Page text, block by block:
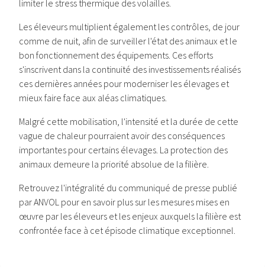
limiter le stress thermique des volailles.
Les éleveurs multiplient également les contrôles, de jour
comme de nuit, afin de surveiller l'état des animaux et le
bon fonctionnement des équipements. Ces efforts
s'inscrivent dans la continuité des investissements réalisés
ces dernières années pour moderniser les élevages et
mieux faire face aux aléas climatiques.
Malgré cette mobilisation, l'intensité et la durée de cette
vague de chaleur pourraient avoir des conséquences
importantes pour certains élevages. La protection des
animaux demeure la priorité absolue de la filière.
Retrouvez l'intégralité du communiqué de presse publié
par ANVOL pour en savoir plus sur les mesures mises en
œuvre par les éleveurs et les enjeux auxquels la filière est
confrontée face à cet épisode climatique exceptionnel.